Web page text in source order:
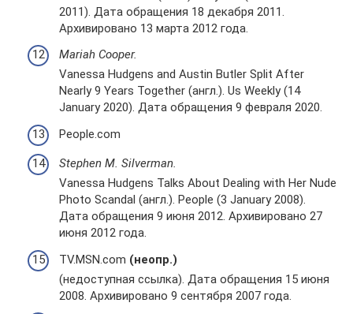
2011). Дата обращения 18 декабря 2011.
Архивировано 13 марта 2012 года.
Mariah Cooper.
Vanessa Hudgens and Austin Butler Split After
Nearly 9 Years Together (англ.). Us Weekly (14
January 2020). Дата обращения 9 февраля 2020.
People.com
Stephen M. Silverman.
Vanessa Hudgens Talks About Dealing with Her Nude
Photo Scandal (англ.). People (3 January 2008).
Дата обращения 9 июня 2012. Архивировано 27
июня 2012 года.
TV.MSN.com (неопр.)
(недоступная ссылка). Дата обращения 15 июня
2008. Архивировано 9 сентября 2007 года.